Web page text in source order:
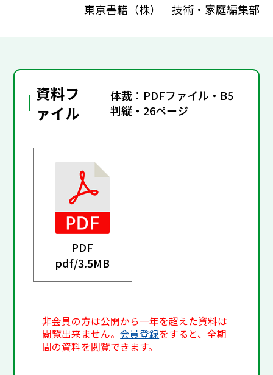
東京書籍（株） 技術・家庭編集部
資料フ
ァイル
体裁：PDFファイル・B5
判縦・26ページ
PDF
pdf/3.5MB
非会員の方は公開から一年を超えた資料は
閲覧出来ません。会員登録をすると、全期
間の資料を閲覧できます。